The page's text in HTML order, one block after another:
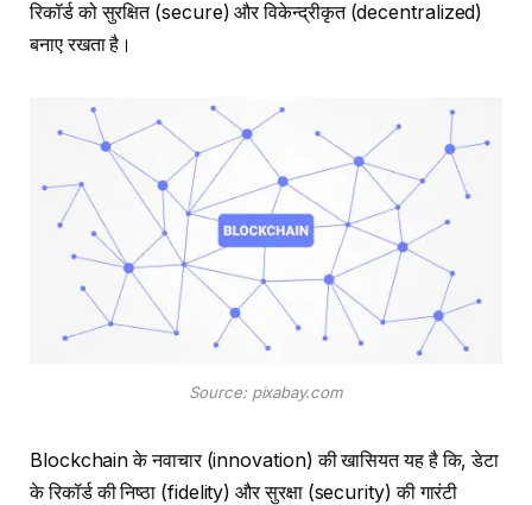
रिकॉर्ड को सुरक्षित (secure) और विकेन्द्रीकृत (decentralized)
बनाए रखता है।
Source: pixabay.com
Blockchain के नवाचार (innovation) की खासियत यह है कि, डेटा
के रिकॉर्ड की निष्ठा (fidelity) और सुरक्षा (security) की गारंटी